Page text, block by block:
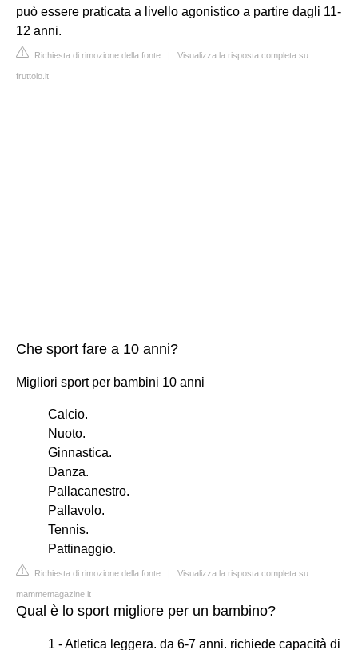
può essere praticata a livello agonistico a partire dagli 11-
12 anni.
Richiesta di rimozione della fonte | Visualizza la risposta completa su
fruttolo.it
Che sport fare a 10 anni?
Migliori sport per bambini 10 anni
Calcio.
Nuoto.
Ginnastica.
Danza.
Pallacanestro.
Pallavolo.
Tennis.
Pattinaggio.
Richiesta di rimozione della fonte | Visualizza la risposta completa su
mammemagazine.it
Qual è lo sport migliore per un bambino?
1 - Atletica leggera. da 6-7 anni. richiede capacità di